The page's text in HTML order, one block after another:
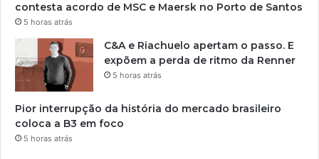
contesta acordo de MSC e Maersk no Porto de Santos
5 horas atrás
C&A e Riachuelo apertam o passo. E
expõem a perda de ritmo da Renner
5 horas atrás
Pior interrupção da história do mercado brasileiro
coloca a B3 em foco
5 horas atrás